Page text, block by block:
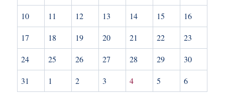
10 11 12 13 14 15 16
17 18 19 20 21 22 23
24 25 26 27 28 29 30
31 1 2 3 4 5 6